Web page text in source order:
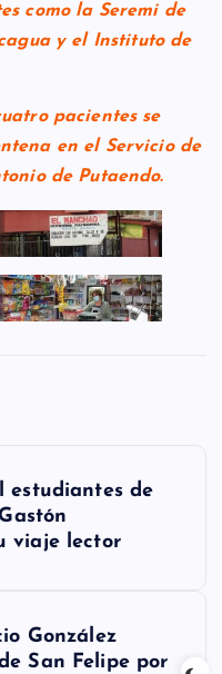
como la Seremi de
y el Instituto de
pacientes se
en el Servicio de
de Putaendo.
estudiantes de
viaje lector
González
San Felipe por